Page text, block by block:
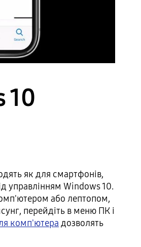
10
як для смартфонів,
управлінням Windows 10.
або лептопом,
перейдіть в меню ПК і
комп'ютера дозволять